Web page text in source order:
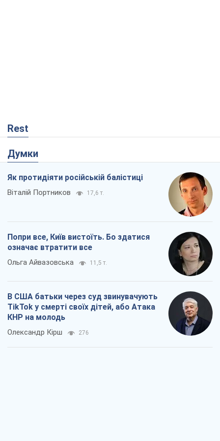
Rest
Думки
Як протидіяти російській балістиці
Віталій Портников 17,6 т.
Попри все, Київ вистоїть. Бо здатися
означає втратити все
Ольга Айвазовська 11,5 т.
В США батьки через суд звинувачують
TikTok у смерті своїх дітей, або Атака
КНР на молодь
Олександр Кірш 276